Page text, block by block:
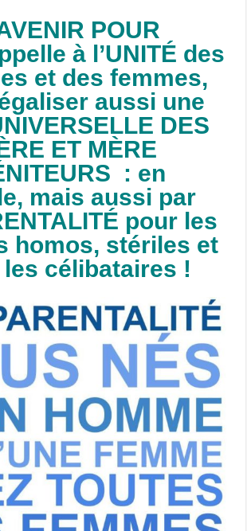
POUR
à l’UNITÉ des
et des femmes,
aussi une
DES
ET MÈRE
: en
mais aussi par
pour les
homos, stériles et
célibataires !